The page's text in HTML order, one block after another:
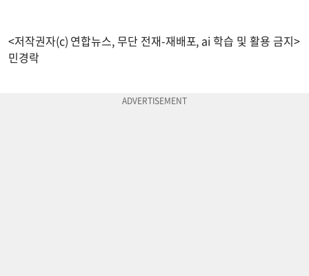
<저작권자(c) 연합뉴스, 무단 전재-재배포, ai 학습 및 활용 금지>
민경락